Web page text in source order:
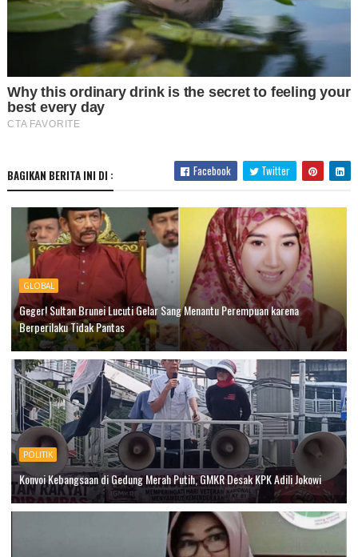
BAGIKAN BERITA INI DI : Facebook Twitter
GLOBAL
Geger! Sultan Brunei Lucuti Gelar Sang Menantu Perempuan karena
Berperilaku Tidak Pantas
POLITIK
Konvoi Kebangsaan di Gedung Merah Putih, GMKR Desak KPK Adili Jokowi